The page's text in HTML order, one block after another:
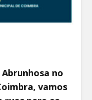
no
vamos